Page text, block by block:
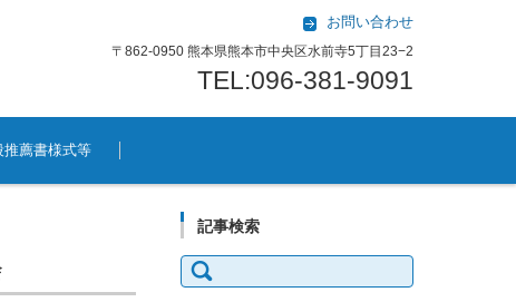
お問い合わせ
〒862-0950 熊本県熊本市中央区水前寺5丁目23−2
TEL:096-381-9091
推薦書様式等
記事検索
検索: